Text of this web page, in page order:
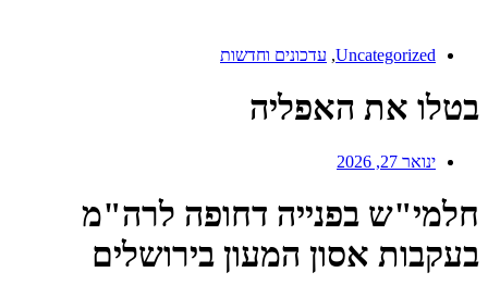
Uncategorized
, עדכונים וחדשות
בטלו את האפליה
ינואר 27, 2026
חלמי"ש בפנייה דחופה לרה"מ
בעקבות אסון המעון בירושלים